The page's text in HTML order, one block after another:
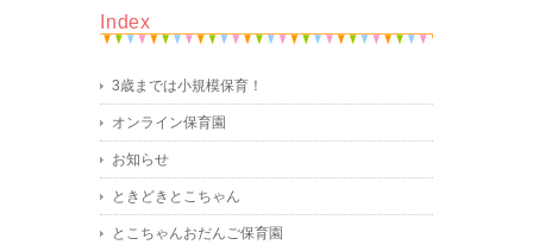
Index
3歳までは小規模保育！
オンライン保育園
お知らせ
ときどきとこちゃん
とこちゃんおだんご保育園